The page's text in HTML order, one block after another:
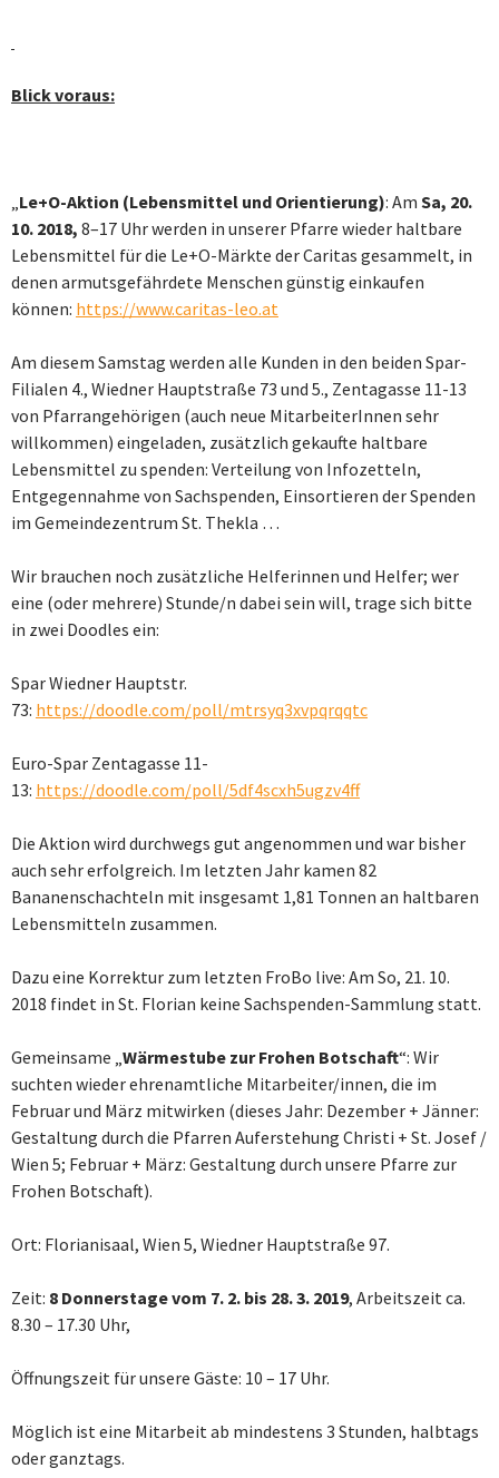
Blick voraus:
„Le+O-Aktion (Lebensmittel und Orientierung): Am Sa, 20.
10. 2018, 8–17 Uhr werden in unserer Pfarre wieder haltbare
Lebensmittel für die Le+O-Märkte der Caritas gesammelt, in
denen armutsgefährdete Menschen günstig einkaufen
können: https://www.caritas-leo.at
Am diesem Samstag werden alle Kunden in den beiden Spar-
Filialen 4., Wiedner Hauptstraße 73 und 5., Zentagasse 11-13
von Pfarrangehörigen (auch neue MitarbeiterInnen sehr
willkommen) eingeladen, zusätzlich gekaufte haltbare
Lebensmittel zu spenden: Verteilung von Infozetteln,
Entgegennahme von Sachspenden, Einsortieren der Spenden
im Gemeindezentrum St. Thekla …
Wir brauchen noch zusätzliche Helferinnen und Helfer; wer
eine (oder mehrere) Stunde/n dabei sein will, trage sich bitte
in zwei Doodles ein:
Spar Wiedner Hauptstr.
73: https://doodle.com/poll/mtrsyq3xvpqrqqtc
Euro-Spar Zentagasse 11-
13: https://doodle.com/poll/5df4scxh5ugzv4ff
Die Aktion wird durchwegs gut angenommen und war bisher
auch sehr erfolgreich. Im letzten Jahr kamen 82
Bananenschachteln mit insgesamt 1,81 Tonnen an haltbaren
Lebensmitteln zusammen.
Dazu eine Korrektur zum letzten FroBo live: Am So, 21. 10.
2018 findet in St. Florian keine Sachspenden-Sammlung statt.
Gemeinsame „Wärmestube zur Frohen Botschaft“: Wir
suchten wieder ehrenamtliche Mitarbeiter/innen, die im
Februar und März mitwirken (dieses Jahr: Dezember + Jänner:
Gestaltung durch die Pfarren Auferstehung Christi + St. Josef /
Wien 5; Februar + März: Gestaltung durch unsere Pfarre zur
Frohen Botschaft).
Ort: Florianisaal, Wien 5, Wiedner Hauptstraße 97.
Zeit: 8 Donnerstagevom 7. 2. bis 28. 3. 2019, Arbeitszeit ca.
8.30 – 17.30 Uhr,
Öffnungszeit für unsere Gäste: 10 – 17 Uhr.
Möglich ist eine Mitarbeit ab mindestens 3 Stunden, halbtags
oder ganztags.